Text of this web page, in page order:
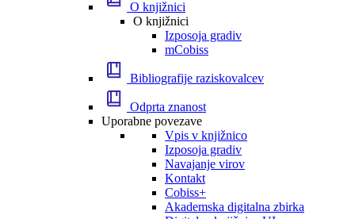
O knjižnici
O knjižnici
Izposoja gradiv
mCobiss
Bibliografije raziskovalcev
Odprta znanost
Uporabne povezave
Vpis v knjižnico
Izposoja gradiv
Navajanje virov
Kontakt
Cobiss+
Akademska digitalna zbirka